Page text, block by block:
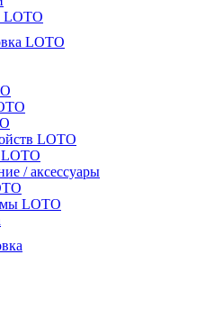
LOTO
LOTO
LOTO
/ аксессуары
LOTO